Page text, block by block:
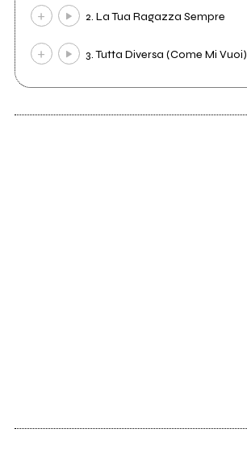
2. La Tua Ragazza Sempre
3. Tutta Diversa (Come Mi Vuoi)